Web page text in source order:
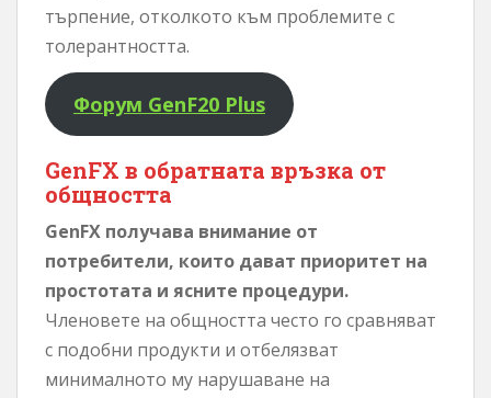
търпение, отколкото към проблемите с
толерантността.
Форум GenF20 Plus
GenFX в обратната връзка от
общността
GenFX получава внимание от
потребители, които дават приоритет на
простотата и ясните процедури.
Членовете на общността често го сравняват
с подобни продукти и отбелязват
минималното му нарушаване на